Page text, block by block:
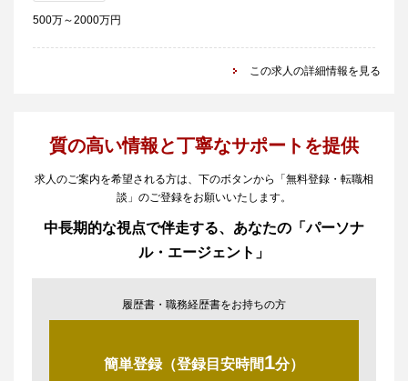
500万～2000万円
この求人の詳細情報を見る
質の高い情報と丁寧なサポートを提供
求人のご案内を希望される方は、下のボタンから「無料登録・転職相
談」のご登録をお願いいたします。
中長期的な視点で伴走する、あなたの「パーソナ
ル・エージェント」
履歴書・職務経歴書をお持ちの方
簡単登録（登録目安時間1分）